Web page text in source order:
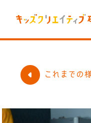
これまでの